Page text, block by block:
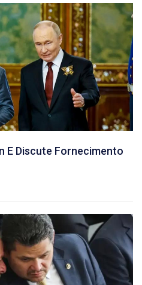
E Discute Fornecimento